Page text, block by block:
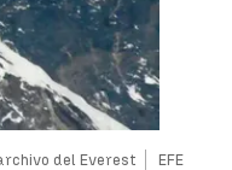
del Everest EFE